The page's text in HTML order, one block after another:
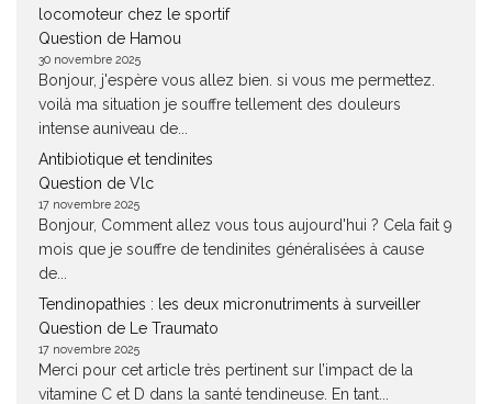
locomoteur chez le sportif
Question de Hamou
30 novembre 2025
Bonjour, j'espère vous allez bien. si vous me permettez.
voilà ma situation je souffre tellement des douleurs
intense auniveau de...
Antibiotique et tendinites
Question de Vlc
17 novembre 2025
Bonjour, Comment allez vous tous aujourd'hui ? Cela fait 9
mois que je souffre de tendinites généralisées à cause
de...
Tendinopathies : les deux micronutriments à surveiller
Question de Le Traumato
17 novembre 2025
Merci pour cet article très pertinent sur l’impact de la
vitamine C et D dans la santé tendineuse. En tant...